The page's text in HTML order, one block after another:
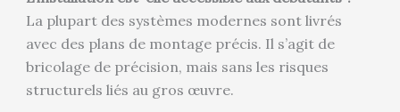
La plupart des systèmes modernes sont livrés
avec des plans de montage précis. Il s’agit de
bricolage de précision, mais sans les risques
structurels liés au gros œuvre.